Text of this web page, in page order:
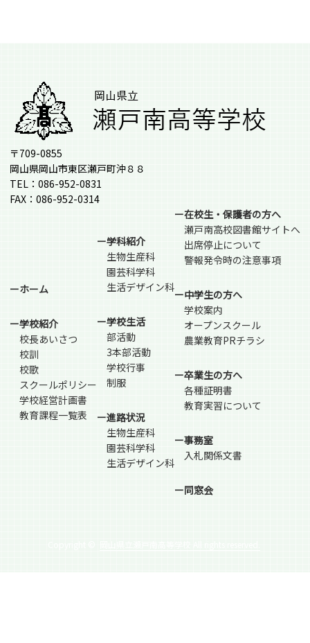
〒709-0855
岡山県岡山市東区瀬戸町沖８８
TEL：086-952-0831
FAX：086-952-0314
ーホーム
ー学校紹介
校長あいさつ
校訓
校歌
スクールポリシー
学校経営計画書
教育課程一覧表
ー学科紹介
生物生産科
園芸科学科
生活デザイン科
ー学校生活
部活動
3本部活動
学校行事
制服
ー進路状況
生物生産科
園芸科学科
生活デザイン科
ー在校生・保護者の方へ
瀬戸南高校図書館サイトへ
出席停止について
警報発令時の注意事項
ー中学生の方へ
学校案内
オープンスクール
農業教育PRチラシ
ー卒業生の方へ
各種証明書
教育実習について
ー事務室
入札関係文書
ー同窓会